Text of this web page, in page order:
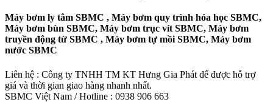
Máy bơm ly tâm SBMC , Máy bơm quy trình hóa học SBMC,
Máy bơm bùn SBMC, Máy bơm trục vít SBMC, Máy bơm
truyền động từ SBMC , Máy bơm tự mồi SBMC, Máy bơm
nước SBMC
Liên hệ : Công ty TNHH TM KT Hưng Gia Phát để được hỗ trợ
giá và thời gian giao hàng nhanh nhất.
SBMC Việt Nam / Hotline : 0938 906 663